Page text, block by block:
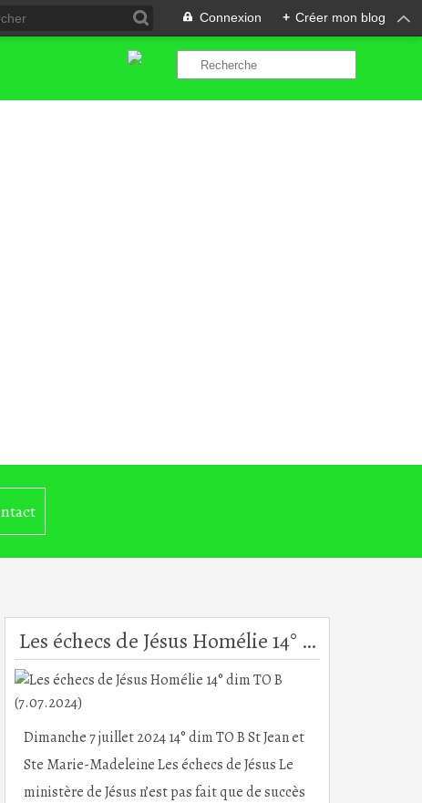
Connexion + Créer mon blog
Les échecs de Jésus Homélie 14° dim TO B (7.07.2024)
Dimanche 7 juillet 2024 14° dim TO B St Jean et
Ste Marie-Madeleine Les échecs de Jésus Le
ministère de Jésus n’est pas fait que de succès